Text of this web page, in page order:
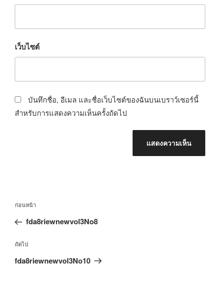
เว็บไซต์
บันทึกชื่อ, อีเมล และชื่อเว็บไซต์ของฉันบนเบราว์เซอร์นี้
สำหรับการแสดงความเห็นครั้งถัดไป
แนะแนว
เรื่อง
เรื่อง
ก่อน
ก่อนหน้า
fda8riewnewvol3No8
เรื่อง
ถัด
ถัดไป
fda8riewnewvol3No10